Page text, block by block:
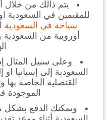
يتم ذالك من
للمقيمين في السعودية
سياحة في السعودية
أوروبية من السعودية
وعلى سبيل
السعودية إلى إسبانيا
القنصلية الخاصة بها
الموجودة
ويمكنك الدفع بشكل